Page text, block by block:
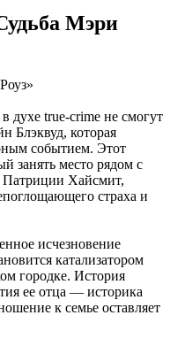
Мэри
духе true-crime не смогут
Блэквуд, которая
событием. Этот
занять место рядом с
Хайсмит,
страха и
исчезновение
катализатором
городке. История
ее отца — историка
к семье оставляет